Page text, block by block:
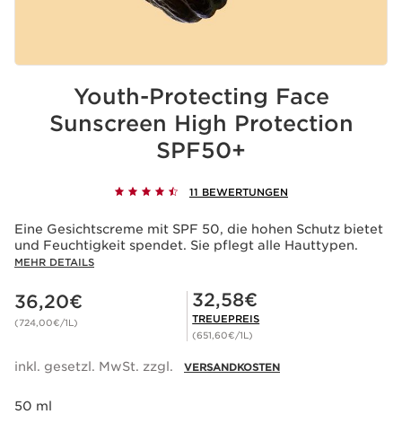
Youth-Protecting Face
Sunscreen High Protection
SPF50+
11 BEWERTUNGEN
Eine Gesichtscreme mit SPF 50, die hohen Schutz bietet
und Feuchtigkeit spendet. Sie pflegt alle Hauttypen.
MEHR DETAILS
Aktueller Preis 36,20€
36,20€
(724,00€/1L)
Mitgliederpreis 32,58€
32,58€
TREUEPREIS
(651,60€/1L)
inkl. gesetzl. MwSt. zzgl. VERSANDKOSTEN
50 ml